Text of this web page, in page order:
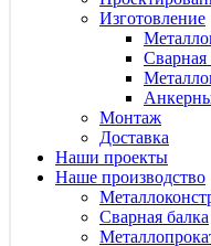
Изготовление
Сварная
Монтаж
Доставка
Наши проекты
Наше производство
Сварная балка